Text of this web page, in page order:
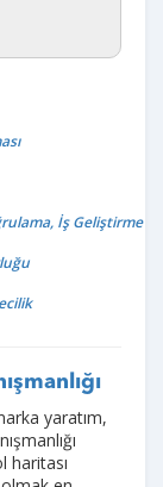
İş Geliştirme
yaratım,
haritası